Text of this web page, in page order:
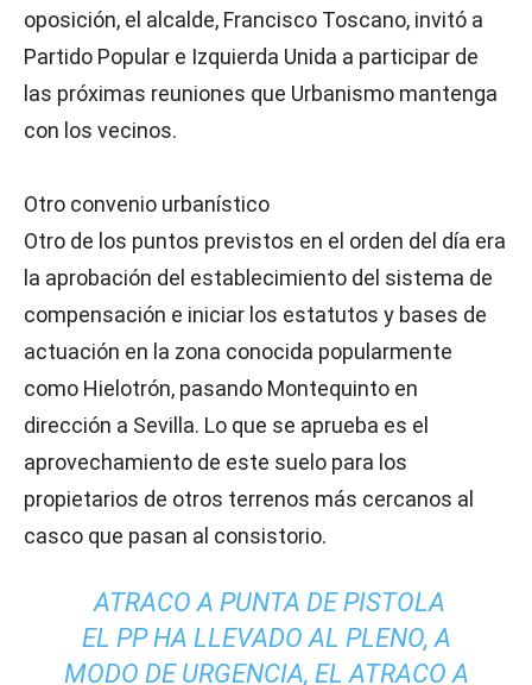
oposición, el alcalde, Francisco Toscano, invitó a
Partido Popular e Izquierda Unida a participar de
las próximas reuniones que Urbanismo mantenga
con los vecinos.
Otro convenio urbanístico
Otro de los puntos previstos en el orden del día era
la aprobación del establecimiento del sistema de
compensación e iniciar los estatutos y bases de
actuación en la zona conocida popularmente
como Hielotrón, pasando Montequinto en
dirección a Sevilla. Lo que se aprueba es el
aprovechamiento de este suelo para los
propietarios de otros terrenos más cercanos al
casco que pasan al consistorio.
ATRACO A PUNTA DE PISTOLA
EL PP HA LLEVADO AL PLENO, A
MODO DE URGENCIA, EL ATRACO A